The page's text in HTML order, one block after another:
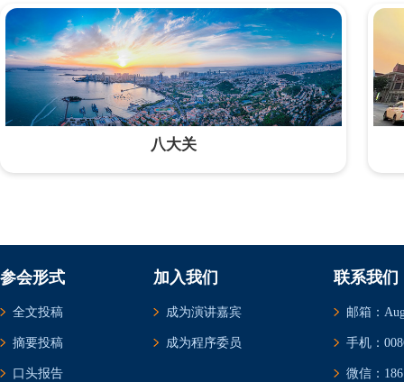
八大关
参会形式
全文投稿
摘要投稿
口头报告
加入我们
成为演讲嘉宾
成为程序委员
联系我们
邮箱：
手机：
微信：